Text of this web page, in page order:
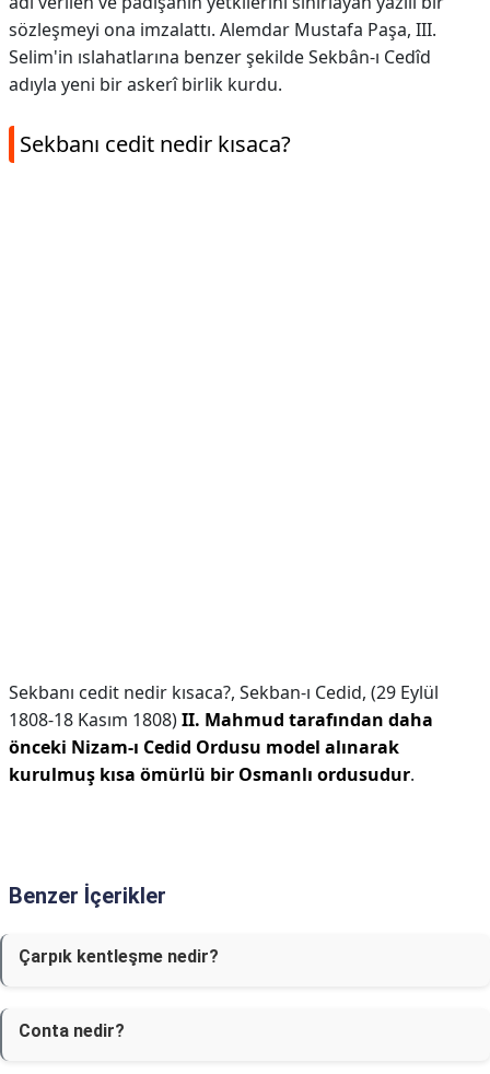
sözleşmeyi ona imzalattı. Alemdar Mustafa Paşa, III.
Selim'in ıslahatlarına benzer şekilde Sekbân-ı Cedîd
adıyla yeni bir askerî birlik kurdu.
Sekbanı cedit nedir kısaca?
Sekbanı cedit nedir kısaca?, Sekban-ı Cedid, (29 Eylül
1808-18 Kasım 1808)II. Mahmud tarafından daha
önceki Nizam-ı Cedid Ordusu model alınarak
kurulmuş kısa ömürlü bir Osmanlı ordusudur.
Benzer İçerikler
Çarpık kentleşme nedir?
Conta nedir?